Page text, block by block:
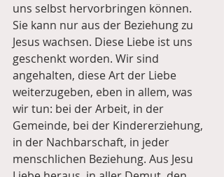
uns selbst hervorbringen können.
Sie kann nur aus der Beziehung zu
Jesus wachsen. Diese Liebe ist uns
geschenkt worden. Wir sind
angehalten, diese Art der Liebe
weiterzugeben, eben in allem, was
wir tun: bei der Arbeit, in der
Gemeinde, bei der Kindererziehung,
in der Nachbarschaft, in jeder
menschlichen Beziehung. Aus Jesu